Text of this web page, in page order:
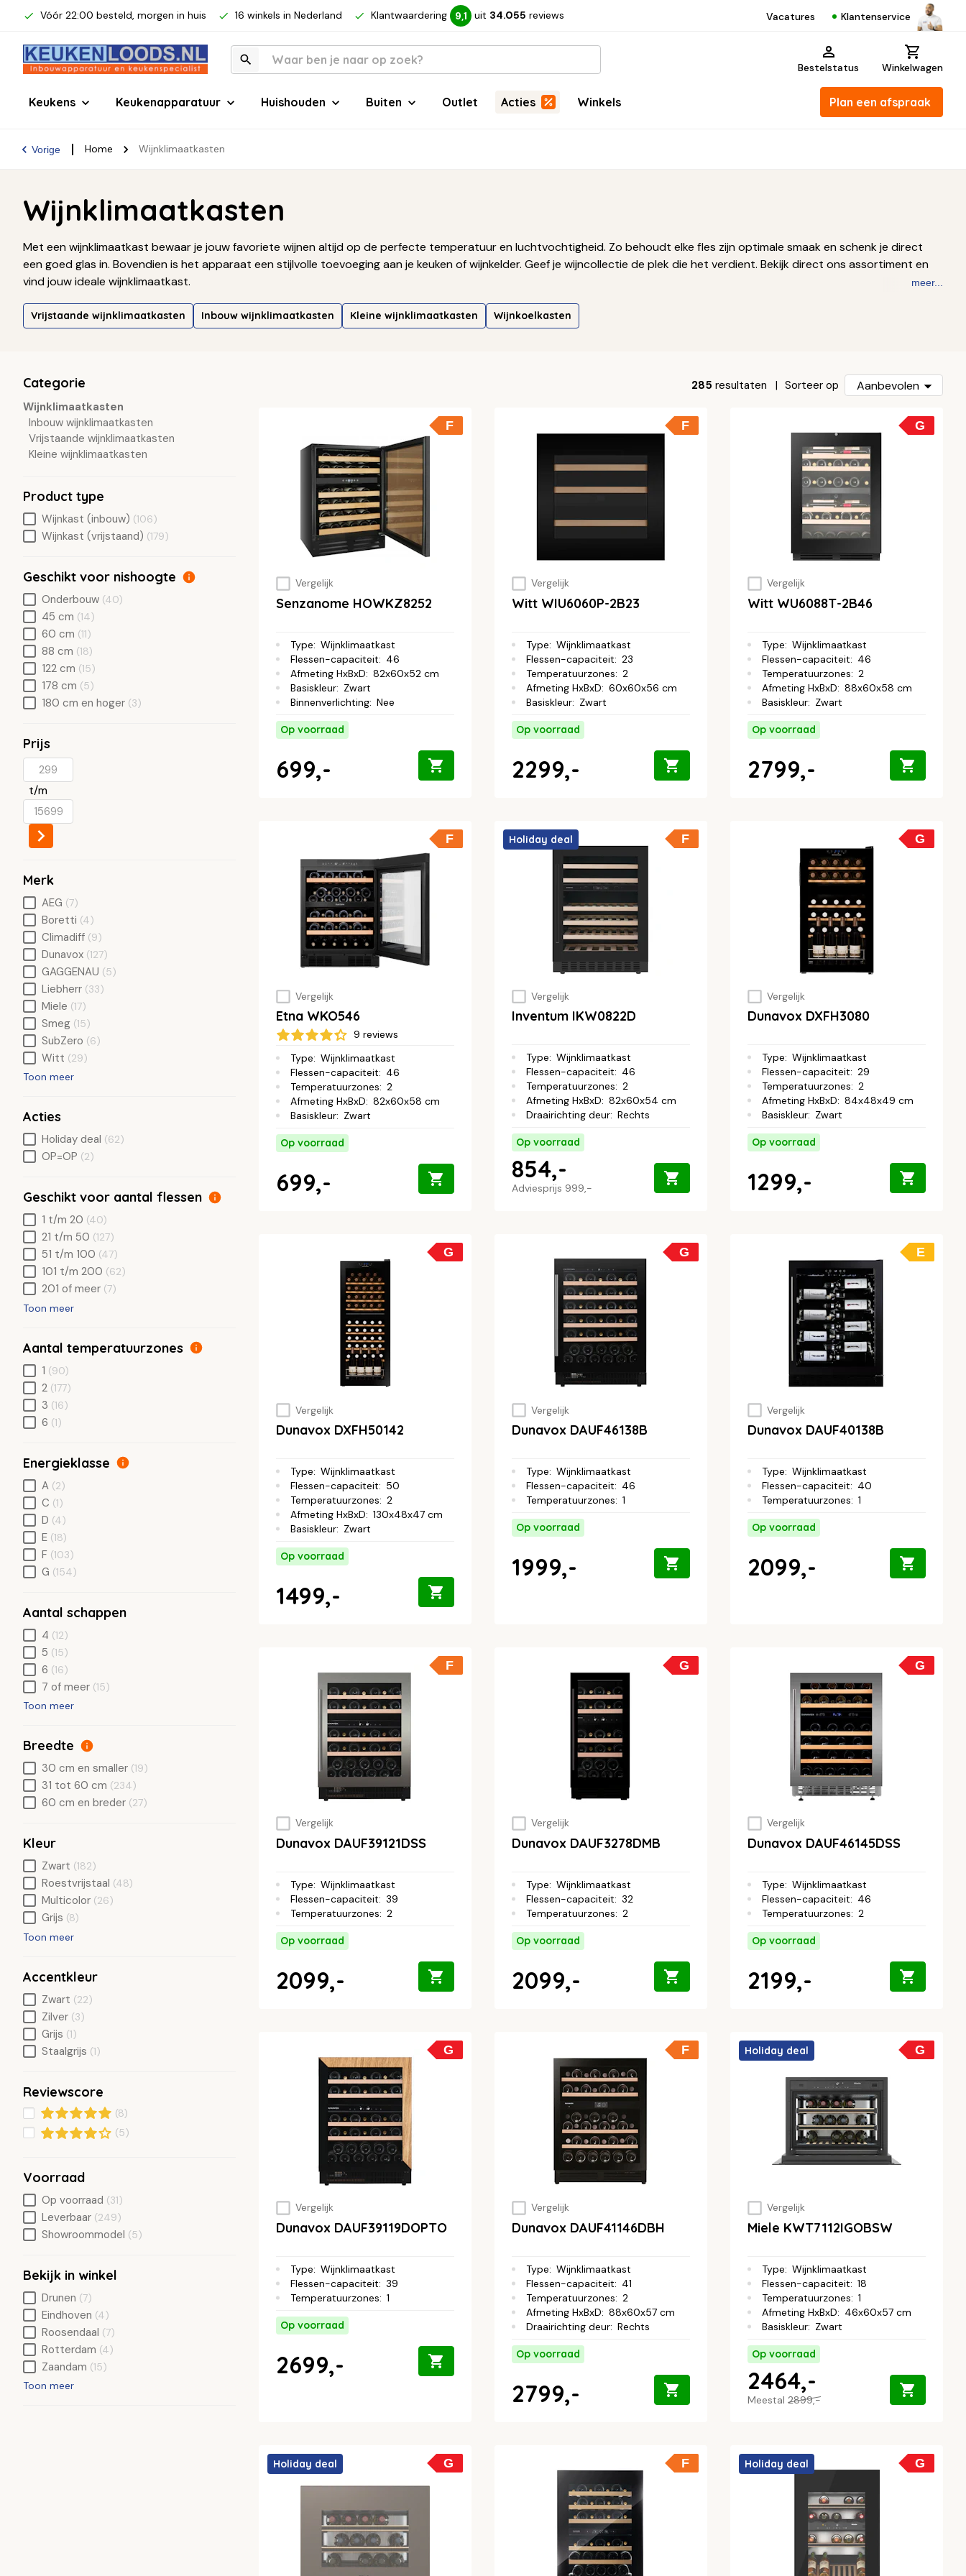
Vóór 22:00 besteld, morgen in huis 16 winkels in Nederland Klantwaardering 9,1 uit 34.055 reviews Vacatures Klantenservice
Bestelstatus Winkelwagen
Keukens Keukenapparatuur Huishouden Buiten Outlet Acties Winkels Plan een afspraak
Vorige Home Wijnklimaatkasten
Wijnklimaatkasten
Met een wijnklimaatkast bewaar je jouw favoriete wijnen altijd op de perfecte temperatuur en luchtvochtigheid. Zo behoudt elke fles zijn optimale smaak en schenk je direct
een goed glas in. Bovendien is het apparaat een stijlvolle toevoeging aan je keuken of wijnkelder. Geef je wijncollectie de plek die het verdient. Bekijk direct ons assortiment en
vind jouw ideale wijnklimaatkast.
meer...
Vrijstaande wijnklimaatkasten Inbouw wijnklimaatkasten Kleine wijnklimaatkasten Wijnkoelkasten
285 resultaten Sorteer op Aanbevolen
F
Vergelijk
Senzanome HOWKZ8252
Type: Wijnklimaatkast
Flessen-capaciteit: 46
Afmeting HxBxD: 82x60x52 cm
Basiskleur: Zwart
Binnenverlichting: Nee
Op voorraad
699,-
F
Vergelijk
Witt WIU6060P-2B23
Type: Wijnklimaatkast
Flessen-capaciteit: 23
Temperatuurzones: 2
Afmeting HxBxD: 60x60x56 cm
Basiskleur: Zwart
Op voorraad
2299,-
G
Vergelijk
Witt WU6088T-2B46
Type: Wijnklimaatkast
Flessen-capaciteit: 46
Temperatuurzones: 2
Afmeting HxBxD: 88x60x58 cm
Basiskleur: Zwart
Op voorraad
2799,-
F
Vergelijk
Etna WKO546
9 reviews
Type: Wijnklimaatkast
Flessen-capaciteit: 46
Temperatuurzones: 2
Afmeting HxBxD: 82x60x58 cm
Basiskleur: Zwart
Op voorraad
699,-
F
Holiday deal
Vergelijk
Inventum IKW0822D
Type: Wijnklimaatkast
Flessen-capaciteit: 46
Temperatuurzones: 2
Afmeting HxBxD: 82x60x54 cm
Draairichting deur: Rechts
Op voorraad
Adviesprijs 999,-
854,-
G
Vergelijk
Dunavox DXFH3080
Type: Wijnklimaatkast
Flessen-capaciteit: 29
Temperatuurzones: 2
Afmeting HxBxD: 84x48x49 cm
Basiskleur: Zwart
Op voorraad
1299,-
G
Vergelijk
Dunavox DXFH50142
Type: Wijnklimaatkast
Flessen-capaciteit: 50
Temperatuurzones: 2
Afmeting HxBxD: 130x48x47 cm
Basiskleur: Zwart
Op voorraad
1499,-
G
Vergelijk
Dunavox DAUF46138B
Type: Wijnklimaatkast
Flessen-capaciteit: 46
Temperatuurzones: 1
Op voorraad
1999,-
E
Vergelijk
Dunavox DAUF40138B
Type: Wijnklimaatkast
Flessen-capaciteit: 40
Temperatuurzones: 1
Op voorraad
2099,-
F
Vergelijk
Dunavox DAUF39121DSS
Type: Wijnklimaatkast
Flessen-capaciteit: 39
Temperatuurzones: 2
Op voorraad
2099,-
G
Vergelijk
Dunavox DAUF3278DMB
Type: Wijnklimaatkast
Flessen-capaciteit: 32
Temperatuurzones: 2
Op voorraad
2099,-
G
Vergelijk
Dunavox DAUF46145DSS
Type: Wijnklimaatkast
Flessen-capaciteit: 46
Temperatuurzones: 2
Op voorraad
2199,-
G
Vergelijk
Dunavox DAUF39119DOPTO
Type: Wijnklimaatkast
Flessen-capaciteit: 39
Temperatuurzones: 1
Op voorraad
2699,-
F
Vergelijk
Dunavox DAUF41146DBH
Type: Wijnklimaatkast
Flessen-capaciteit: 41
Temperatuurzones: 2
Afmeting HxBxD: 88x60x57 cm
Draairichting deur: Rechts
Op voorraad
2799,-
G
Holiday deal
Vergelijk
Miele KWT7112IGOBSW
Type: Wijnklimaatkast
Flessen-capaciteit: 18
Temperatuurzones: 1
Afmeting HxBxD: 46x60x57 cm
Basiskleur: Zwart
Op voorraad
Meestal 2899,-
2464,-
G
Holiday deal F G
Holiday deal
Categorie
Wijnklimaatkasten
Inbouw wijnklimaatkasten
Vrijstaande wijnklimaatkasten
Kleine wijnklimaatkasten
Product type
Wijnkast (inbouw) (106)
Wijnkast (vrijstaand) (179)
Geschikt voor nishoogte
Onderbouw (40)
45 cm (14)
60 cm (11)
88 cm (18)
122 cm (15)
178 cm (5)
180 cm en hoger (3)
Prijs
t/m
Merk
AEG (7)
Boretti (4)
Climadiff (9)
Dunavox (127)
GAGGENAU (5)
Liebherr (33)
Miele (17)
Smeg (15)
SubZero (6)
Witt (29)
Toon meer
Acties
Holiday deal (62)
OP=OP (2)
Geschikt voor aantal flessen
1 t/m 20 (40)
21 t/m 50 (127)
51 t/m 100 (47)
101 t/m 200 (62)
201 of meer (7)
Toon meer
Aantal temperatuurzones
1 (90)
2 (177)
3 (16)
6 (1)
Energieklasse
A (2)
C (1)
D (4)
E (18)
F (103)
G (154)
Aantal schappen
4 (12)
5 (15)
6 (16)
7 of meer (15)
Toon meer
Breedte
30 cm en smaller (19)
31 tot 60 cm (234)
60 cm en breder (27)
Kleur
Zwart (182)
Roestvrijstaal (48)
Multicolor (26)
Grijs (8)
Toon meer
Accentkleur
Zwart (22)
Zilver (3)
Grijs (1)
Staalgrijs (1)
Reviewscore
(8)
(5)
Voorraad
Op voorraad (31)
Leverbaar (249)
Showroommodel (5)
Bekijk in winkel
Drunen (7)
Eindhoven (4)
Roosendaal (7)
Rotterdam (4)
Zaandam (15)
Toon meer